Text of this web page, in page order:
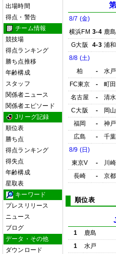
出場時間
得点・警告
チーム情報
競技場
得点ランキング
勝ち点推移
年齢構成
スタッフ
関係者ニュース
関係者エピソード
Jリーグ記録
順位表
勝ち点
得点ランキング
得失点
年齢構成
星取表
キーワード
プレスリリース
ニュース
ブログ
データ・その他
ダウンロード
8/7 (金)
横浜FM 3-4 鹿島
G大阪
4-3 浦和
8/8 (土)
柏
- 水戸
FC東京
- 町田
名古屋
- 清水
C大阪
- 岡山
福岡
- 神戸
広島
- 千葉
8/9 (日)
東京V
- 川崎
長崎
- 京都
順位表
1 鹿島
1
水戸